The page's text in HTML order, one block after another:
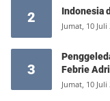
2 Indonesia
Jumat, 10 Juli
3
Febrie
Emas
Jumat, 10 Juli